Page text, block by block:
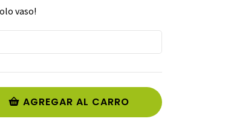
vaso!
AGREGAR AL CARRO